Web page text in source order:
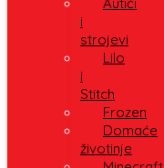
i
strojevi
Lilo
i
Stitch
Frozen
Domaće
životinje